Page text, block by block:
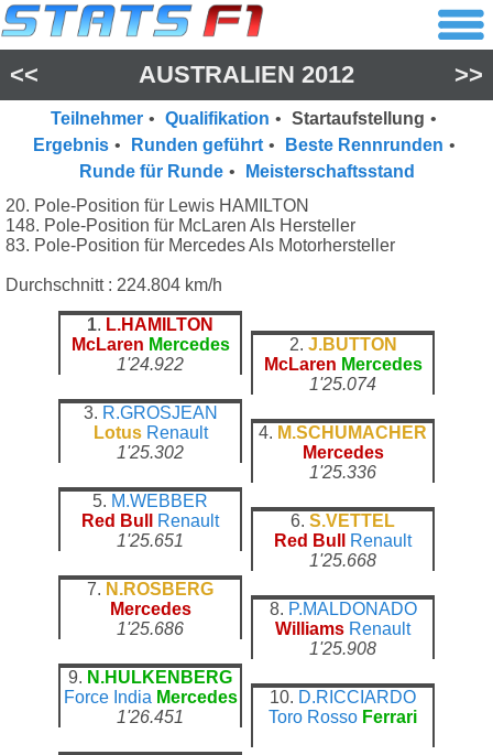
<< AUSTRALIEN 2012 >>
Teilnehmer • Qualifikation • Startaufstellung •
Ergebnis • Runden geführt • Beste Rennrunden •
Runde für Runde •
Meisterschaftsstand
20. Pole-Position für Lewis HAMILTON
148. Pole-Position für McLaren Als Hersteller
83. Pole-Position für Mercedes Als Motorhersteller
Durchschnitt : 224.804 km/h
1. L.HAMILTON
McLaren Mercedes
1'24.922
2. J.BUTTON
McLaren Mercedes
1'25.074
3. R.GROSJEAN
Lotus Renault
1'25.302
4. M.SCHUMACHER
Mercedes
1'25.336
5. M.WEBBER
Red Bull
Renault
1'25.651
6. S.VETTEL
Red Bull
Renault
1'25.668
7. N.ROSBERG
Mercedes
1'25.686
8. P.MALDONADO
Williams Renault
1'25.908
9. N.HULKENBERG
Force India Mercedes
1'26.451
10. D.RICCIARDO
Toro Rosso Ferrari